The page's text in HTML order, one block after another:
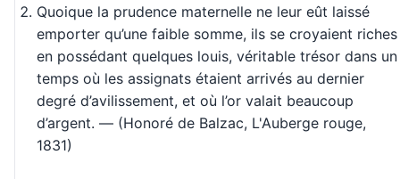
Quoique la prudence maternelle ne leur eût laissé
emporter qu’une faible somme, ils se croyaient riches
en possédant quelques louis, véritable trésor dans un
temps où les assignats étaient arrivés au dernier
degré d’avilissement, et où l’or valait beaucoup
d’argent. — (Honoré de Balzac, L'Auberge rouge,
1831)